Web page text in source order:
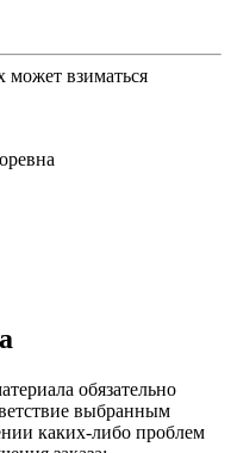
может взиматься
обязательно
выбранным
каких-либо проблем